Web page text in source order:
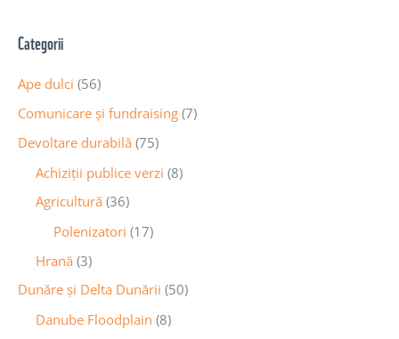
Categorii
Ape dulci (56)
Comunicare și fundraising (7)
Devoltare durabilă (75)
Achiziții publice verzi (8)
Agricultură (36)
Polenizatori (17)
Hrană (3)
Dunăre și Delta Dunării (50)
Danube Floodplain (8)